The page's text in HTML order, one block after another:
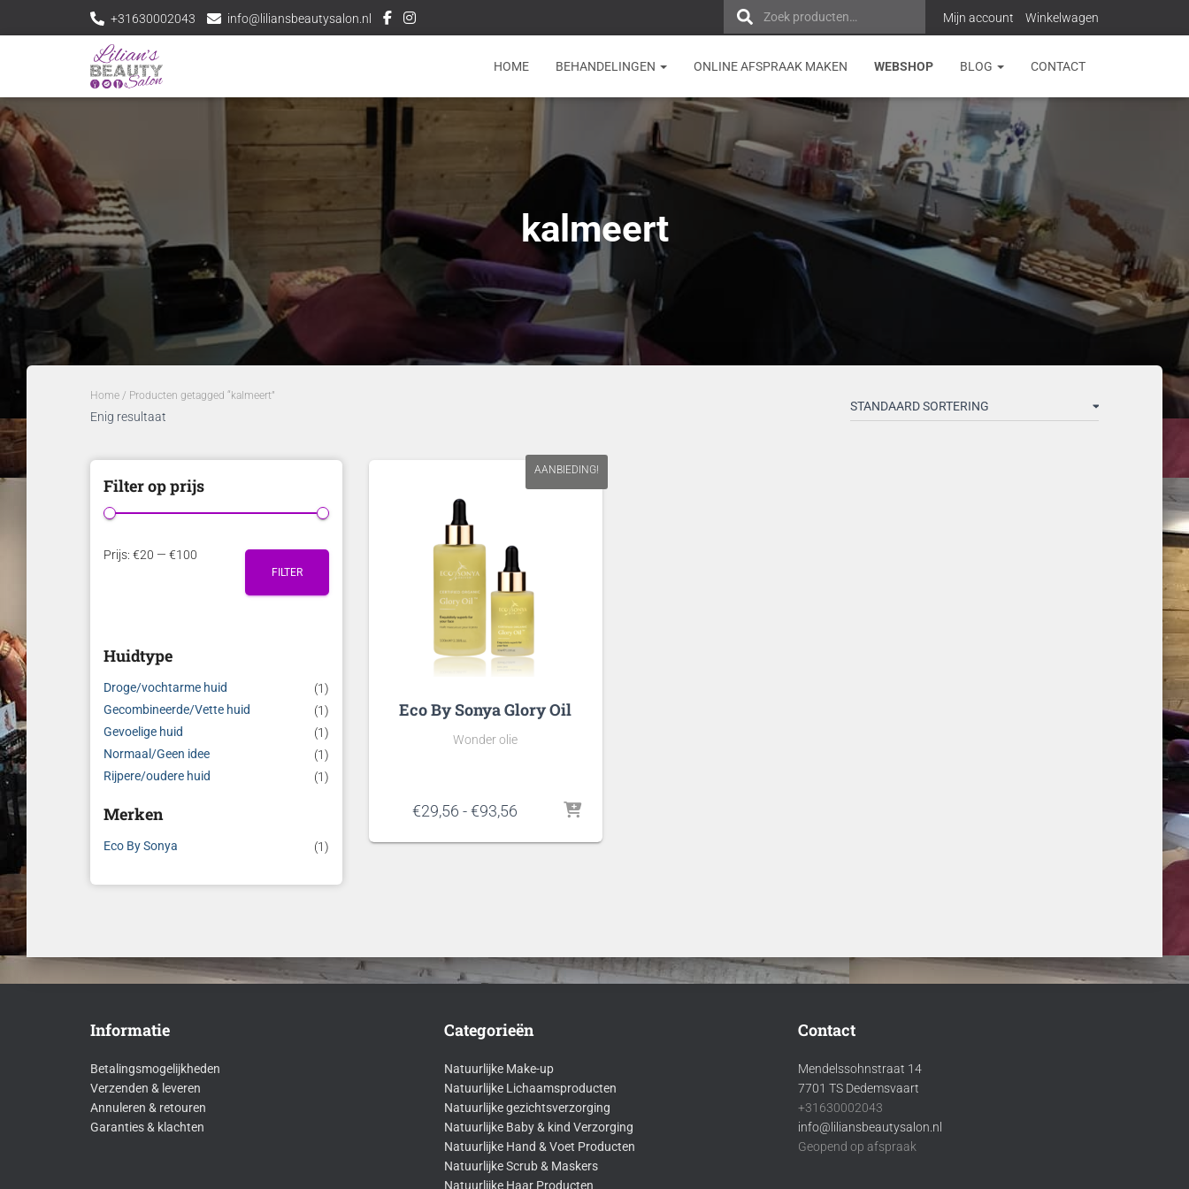
e
n
a
Zoek producten… Mijn account Winkelwagen
+31630002043 info@liliansbeautysalon.nl
HOME BEHANDELINGEN ONLINE AFSPRAAK MAKEN WEBSHOP BLOG CONTACT
kalmeert
Home / Producten getagged “kalmeert”
Enig resultaat
Filter op prijs
M
r
i
j
s
M
r
i
j
s
FILTER
Prijs: €20 — €100
Huidtype
Droge/vochtarme huid
(1)
Gecombineerde/Vette huid
(1)
Gevoelige huid
(1)
Normaal/Geen idee
(1)
Rijpere/oudere huid
(1)
Merken
Eco By Sonya (1)
AANBIEDING!
Eco By Sonya Glory Oil
Wonder olie
€29,56 - €93,56Prijsklasse:
tot
Informatie
Betalingsmogelijkheden
Verzenden & leveren
Annuleren & retouren
Garanties & klachten
Categorieën
Natuurlijke Make-up
Natuurlijke Lichaamsproducten
Natuurlijke gezichtsverzorging
Natuurlijke Baby & kind Verzorging
Natuurlijke Hand & Voet Producten
Natuurlijke Scrub & Maskers
Natuurlijke Haar Producten
Contact
Mendelssohnstraat 14
7701 TS Dedemsvaart
+31630002043
info@liliansbeautysalon.nl
Geopend op afspraak